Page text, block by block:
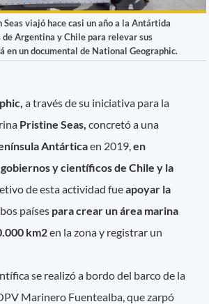
viajó hace casi un año a la Antártida
Argentina y Chile para relevar sus
en un documental de National Geographic.
a través de su iniciativa para la
Pristine Seas, concretó a una
Antárticaen 2019, en
y científicos de Chile y la
de esta actividad fueapoyar la
países para crear un área marina
km2en la zona y registrar un
se realizó a bordo del barco de la
Marinero Fuentealba, que zarpó